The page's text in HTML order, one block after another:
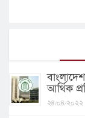
আর্থিক
২৪/০৪/২০২২